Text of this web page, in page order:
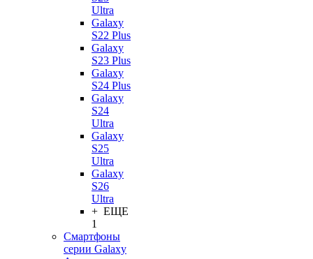
Ultra
Galaxy
S22 Plus
Galaxy
S23 Plus
Galaxy
S24 Plus
Galaxy
S24
Ultra
Galaxy
S25
Ultra
Galaxy
S26
Ultra
+ ЕЩЕ
1
Смартфоны
серии Galaxy